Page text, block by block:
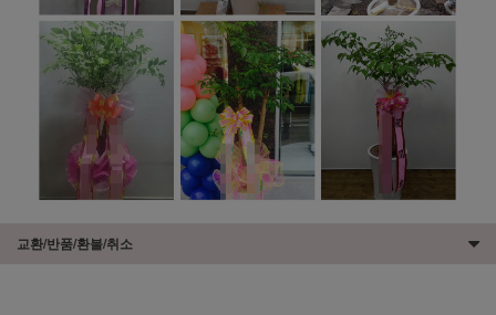
교환/반품/환불/취소